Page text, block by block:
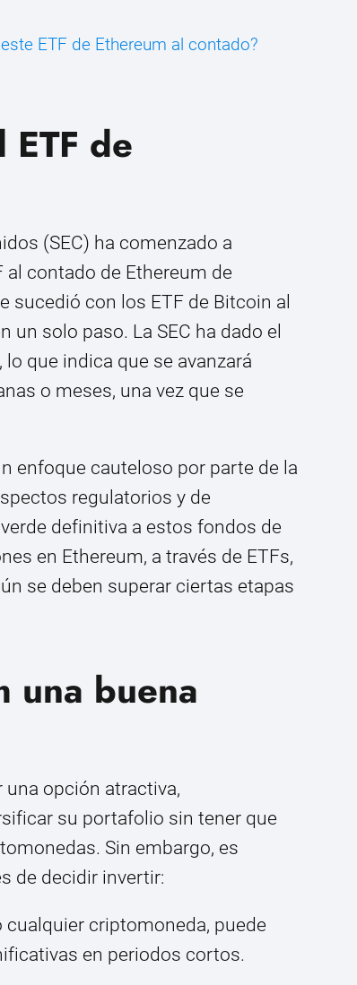
ETF de Ethereum al contado?
de
(SEC) ha comenzado a
contado de Ethereum de
sucedió con los ETF de Bitcoin al
solo paso. La SEC ha dado el
, lo que indica que se avanzará
o meses, una vez que se
enfoque cauteloso por parte de la
regulatorios y de
definitiva a estos fondos de
en Ethereum, a través de ETFs,
se deben superar ciertas etapas
una buena
una opción atractiva,
su portafolio sin tener que
Sin embargo, es
de decidir invertir:
cualquier criptomoneda, puede
en periodos cortos.